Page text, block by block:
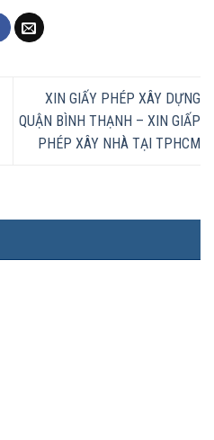
XIN GIẤY PHÉP XÂY DỰNG
QUẬN BÌNH THẠNH – XIN GIẤP
PHÉP XÂY NHÀ TẠI TPHCM